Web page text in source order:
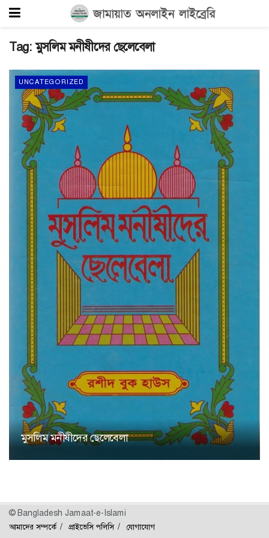
Tag:মুসলিম মনীষীদের ছেলেবেলা
UNCATEGORIZED
মুসলিম মনীষীদের ছেলেবেলা
© Bangladesh Jamaat-e-Islami
আমাদের সম্পর্কে প্রাইভেসি পলিসি যোগাযোগ